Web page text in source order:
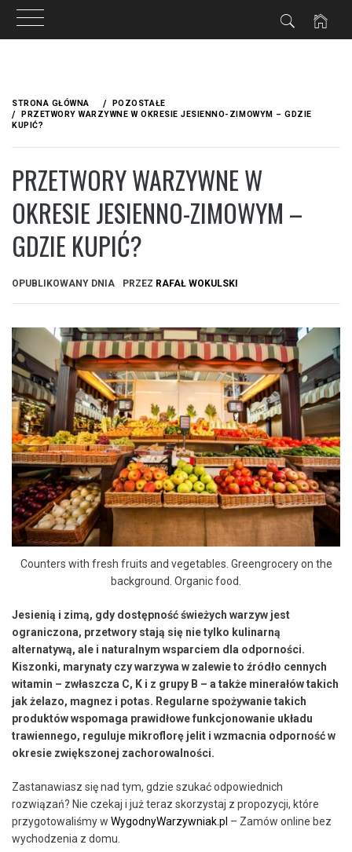
treściSTRONA GŁÓWNA
POZOSTAŁE
PRZETWORY WARZYWNE W OKRESIE JESIENNO-ZIMOWYM – GDZIE
KUPIĆ?
PRZETWORY WARZYWNE W
OKRESIE JESIENNO-ZIMOWYM –
GDZIE KUPIĆ?
OPUBLIKOWANY DNIA PRZEZ RAFAŁ WOKULSKI
Counters with fresh fruits and vegetables. Greengrocery on the
background. Organic food.
Jesienią i zimą, gdy dostępność świeżych warzyw jest
ograniczona, przetwory stają się nie tylko kulinarną
alternatywą, ale i naturalnym wsparciem dla odporności.
Kiszonki, marynaty czy warzywa w zalewie to źródło cennych
witamin – zwłaszcza C, K i z grupy B – a także minerałów takich
jak żelazo, magnez i potas. Regularne spożywanie takich
produktów wspomaga prawidłowe funkcjonowanie układu
trawiennego, reguluje mikroflorę jelit i wzmacnia odporność w
okresie zwiększonej zachorowalności.
Zastanawiasz się nad tym, gdzie szukać odpowiednich
rozwiązań? Nie czekaj i już teraz skorzystaj z propozycji, które
przygotowaliśmy w WygodnyWarzywniak.pl – Zamów online bez
wychodzenia z domu.